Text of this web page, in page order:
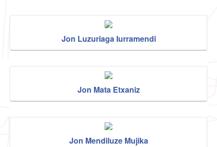
Jon Luzuriaga Iurramendi
Jon Mata Etxaniz
Jon Mendiluze Mujika